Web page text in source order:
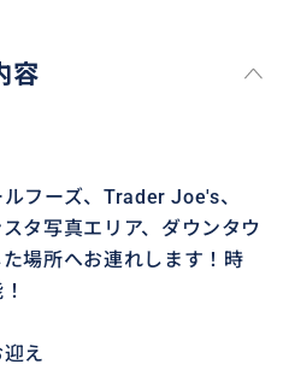
容
フーズ、Trader Joe's、
タ写真エリア、ダウンタウ
場所へお連れします！時
え